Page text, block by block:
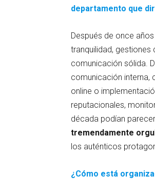
departamento que
Después de once
tranquilidad, gestiones
comunicación sólida.
comunicación interna,
online o
reputacionales,
década podían
tremendamente
los auténticos
¿Cómo está